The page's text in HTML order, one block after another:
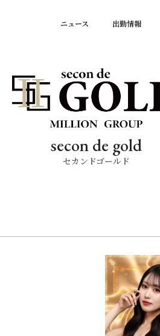
ニュース 出勤情報
secon de gold
セカンドゴールド